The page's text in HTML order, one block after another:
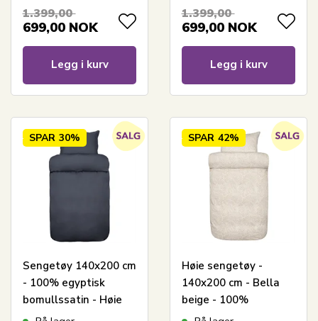
1.399,00
699,00 NOK
Legg i kurv
1.399,00
699,00 NOK
Legg i kurv
SPAR 30%
Sengetøy 140x200 cm
- 100% egyptisk
bomullssatin - Høie
Of Scandinavia -
SPAR 42%
Høie sengetøy -
140x200 cm - Bella
beige - 100%
sengetøy i